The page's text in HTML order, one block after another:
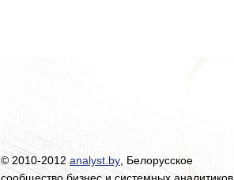
© 2010-2012 analyst.by , Белорусское